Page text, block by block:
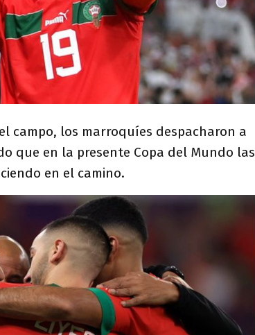
campo, los marroquíes despacharon a
que en la presente Copa del Mundo las
en el camino.